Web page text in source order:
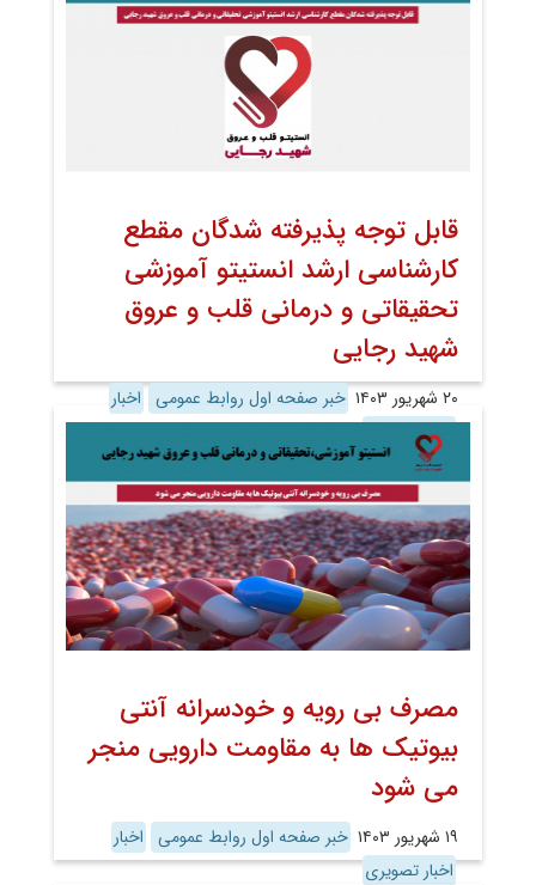
قابل توجه پذیرفته شدگان مقطع
کارشناسی ارشد انستیتو آموزشی
تحقیقاتی و درمانی قلب و عروق
شهید رجایی
۲۰ شهریور ۱۴۰۳ خبر صفحه اول روابط عمومی اخبار
اخبار تصویری
مصرف بی رویه و خودسرانه آنتی
بیوتیک ها به مقاومت دارویی منجر
می شود
۱۹ شهریور ۱۴۰۳ خبر صفحه اول روابط عمومی اخبار
اخبار تصویری